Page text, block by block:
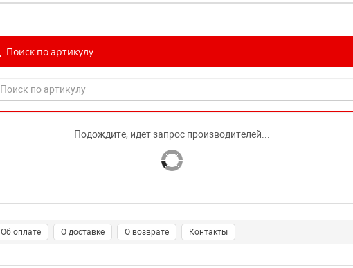
Поиск по артикулу
Подождите, идет запрос производителей...
Об оплате О доставке О возврате Контакты